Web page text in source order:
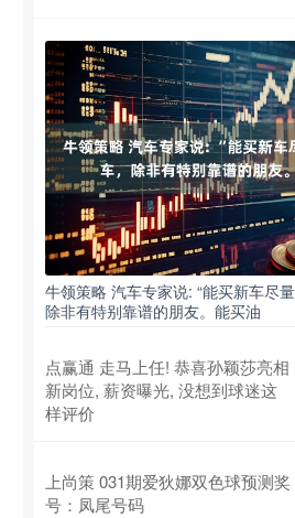
牛领策略 汽车专家说: “能买新车尽
除非有特别靠谱的朋友。能买油
点赢通 走马上任! 恭喜孙颖莎亮相
新岗位, 薪资曝光, 没想到球迷这
样评价
上尚策 031期爱狄娜双色球预测奖
号：凤尾号码